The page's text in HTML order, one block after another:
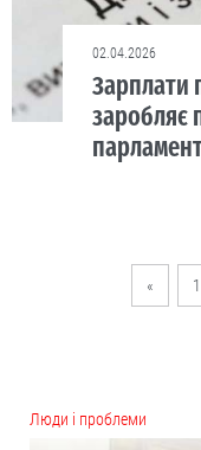
02.04.2026
Зарплати
заробляє
« 1
Люди і проблеми